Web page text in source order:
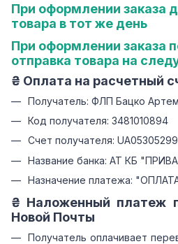
При оформлении заказа
товара в тот же день
При оформлении заказа
отправка товара на
₴ Оплата на расчетный
Получатель: ФЛП Бацко
Код получателя: 3481010894
Счет получателя:
Название банка: АТ КБ
Назначение платежа:
₴ Наложенный платеж
Новой Почты
Получатель оплачивает